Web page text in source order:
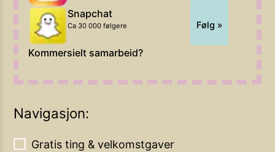
Snapchat
Ca 30 000 følgere Følg »
Kommersielt samarbeid?
Navigasjon:
Gratis ting & velkomstgaver